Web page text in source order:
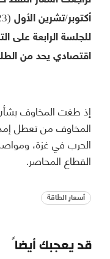
للجلسة الرابعة على
اقتصادي يحد من
إذ طغت المخاوف
المخاوف من تعطل
الحرب في غزة،
القطاع المحاصر.
أسعار الطاقة
قد يعجبك أيضاً